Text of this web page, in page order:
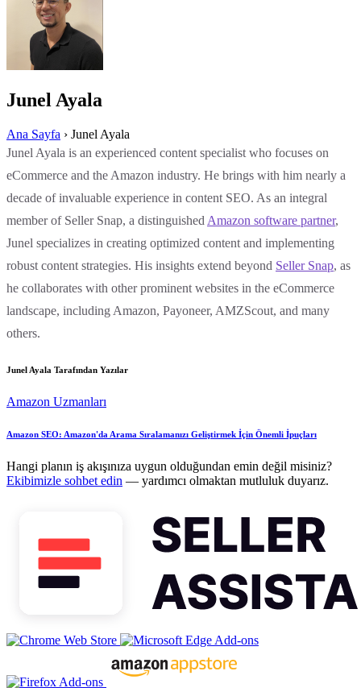
Junel Ayala
Ana Sayfa › Junel Ayala
Junel Ayala is an experienced content specialist who focuses on
eCommerce and the Amazon industry. He brings with him nearly a
decade of invaluable experience in content SEO. As an integral
member of Seller Snap, a distinguished Amazon software partner,
Junel specializes in creating optimized content and implementing
robust content strategies. His insights extend beyond Seller Snap, as
he collaborates with other prominent websites in the eCommerce
landscape, including Amazon, Payoneer, AMZScout, and many
others.
Junel Ayala Tarafından Yazılar
Amazon Uzmanları
Amazon SEO: Amazon'da Arama Sıralamanızı Geliştirmek İçin Önemli İpuçları
Hangi planın iş akışınıza uygun olduğundan emin değil misiniz?
Ekibimizle sohbet edin — yardımcı olmaktan mutluluk duyarız.